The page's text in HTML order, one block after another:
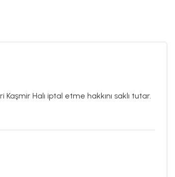
Halı iptal etme hakkını saklı tutar.